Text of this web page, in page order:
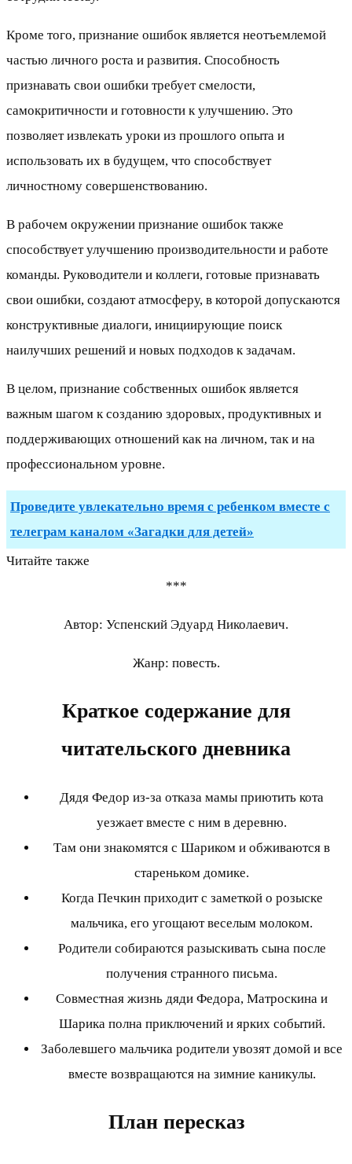
Кроме того, признание ошибок является неотъемлемой
частью личного роста и развития. Способность
признавать свои ошибки требует смелости,
самокритичности и готовности к улучшению. Это
позволяет извлекать уроки из прошлого опыта и
использовать их в будущем, что способствует
личностному совершенствованию.
В рабочем окружении признание ошибок также
способствует улучшению производительности и работе
команды. Руководители и коллеги, готовые признавать
свои ошибки, создают атмосферу, в которой допускаются
конструктивные диалоги, инициирующие поиск
наилучших решений и новых подходов к задачам.
В целом, признание собственных ошибок является
важным шагом к созданию здоровых, продуктивных и
поддерживающих отношений как на личном, так и на
профессиональном уровне.
Проведите увлекательно время с ребенком вместе с
телеграм каналом «Загадки для детей»
Читайте также
***
Автор: Успенский Эдуард Николаевич.
Жанр: повесть.
Краткое содержание для
читательского дневника
Дядя Федор из-за отказа мамы приютить кота
уезжает вместе с ним в деревню.
Там они знакомятся с Шариком и обживаются в
стареньком домике.
Когда Печкин приходит с заметкой о розыске
мальчика, его угощают веселым молоком.
Родители собираются разыскивать сына после
получения странного письма.
Совместная жизнь дяди Федора, Матроскина и
Шарика полна приключений и ярких событий.
Заболевшего мальчика родители увозят домой и все
вместе возвращаются на зимние каникулы.
План пересказ